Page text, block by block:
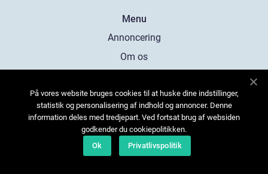
Menu
Annoncering
Om os
Kontakt os
Sitemap
På vores website bruges cookies til at huske dine indstillinger,
statistik og personalisering af indhold og annoncer. Denne
information deles med tredjepart. Ved fortsat brug af websiden
godkender du cookiepolitikken.
Ok
Privatlivspolitik